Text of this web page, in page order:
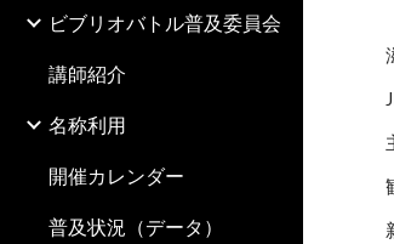
ビブリオバトル普及委員会
講師紹介
名称利用
開催カレンダー
普及状況（データ）